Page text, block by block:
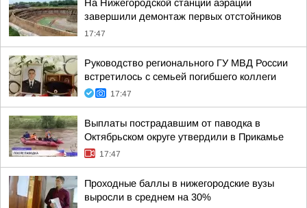
На Нижегородской станции аэрации
завершили демонтаж первых отстойников
17:47
Руководство регионального ГУ МВД России
встретилось с семьей погибшего коллеги
17:47
Выплаты пострадавшим от паводка в
Октябрьском округе утвердили в Прикамье
17:47
Проходные баллы в нижегородские вузы
выросли в среднем на 30%